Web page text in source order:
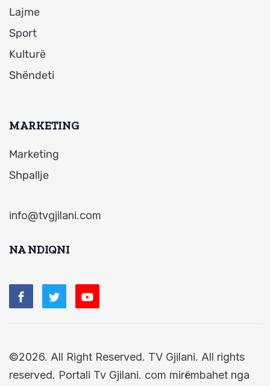
Lajme
Sport
Kulturë
Shëndeti
MARKETING
Marketing
Shpallje
info@tvgjilani.com
NA NDIQNI
©2026. All Right Reserved. TV Gjilani. All rights
reserved. Portali Tv Gjilani. com mirëmbahet nga